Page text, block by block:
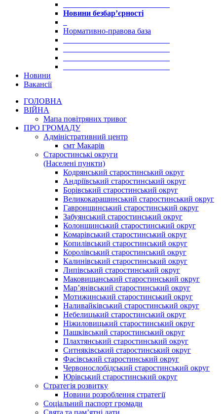
Новини безбар’єрності
Нормативно-правова база
Новини
Вакансії
ГОЛОВНА
ВІЙНА
Мапа повітряних тривог
ПРО ГРОМАДУ
Aдміністративний центр
смт Макарів
Старостинські округи
(Населені пункти)
Кодрянський старостинський округ
Андріївський старостинський округ
Борівський старостинський округ
Великокарашинський старостинський округ
Гавронщинський старостинський округ
Забуянський старостинський округ
Колонщинський старостинський округ
Комарівський старостинський округ
Копилівський старостинський округ
Королівський старостинський округ
Калинівський старостинський округ
Липівський старостинський округ
Маковищанський старостинський округ
Мар’янівський старостинський округ
Мотижинський старостинський округ
Наливайківський старостинський округ
Небелицький старостинський округ
Ніжиловицький старостинський округ
Пашківський старостинський округ
Плахтянський старостинський округ
Ситняківський старостинський округ
Фасівський старостинський округ
Червонослобідський старостинський округ
Юрівський старостинський округ
Стратегія розвитку
Новини розроблення стратегії
Соціальний паспорт громади
Свята та пам’ятні дати